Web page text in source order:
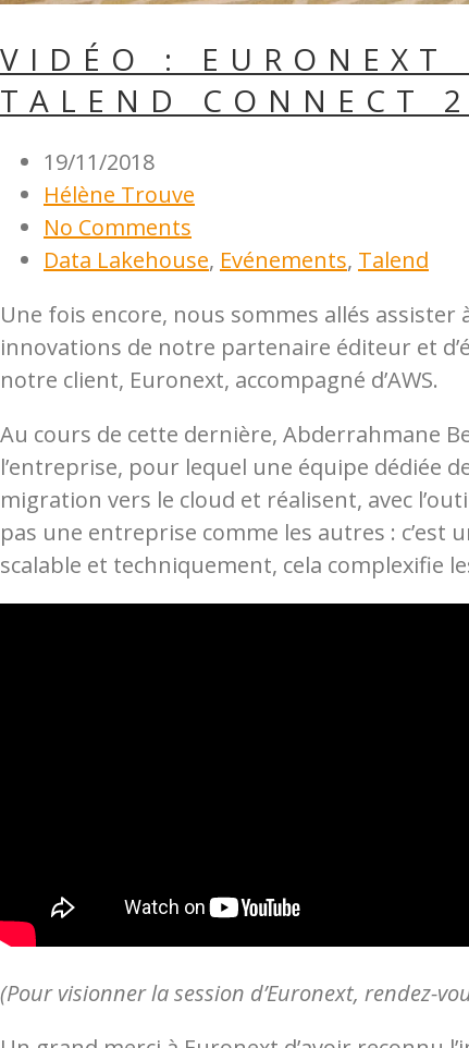
VIDÉO : EURONEXT
TALEND CONNECT
19/11/2018
Hélène Trouve
No Comments
Data Lakehouse, Evénements, Talend
Une fois encore, nous sommes allés
innovations de notre partenaire éditeur et
notre client, Euronext, accompagné d’AWS.
Au cours de cette dernière, Abderrahmane
l’entreprise, pour lequel une équipe dédiée
migration vers le cloud et réalisent, avec
pas une entreprise comme les autres : c’est
scalable et techniquement, cela complexifie
(Pour visionner la session d’Euronext, rendez-